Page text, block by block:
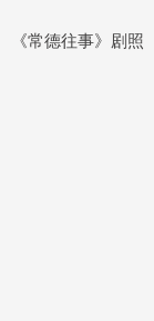
《常德往事》剧照